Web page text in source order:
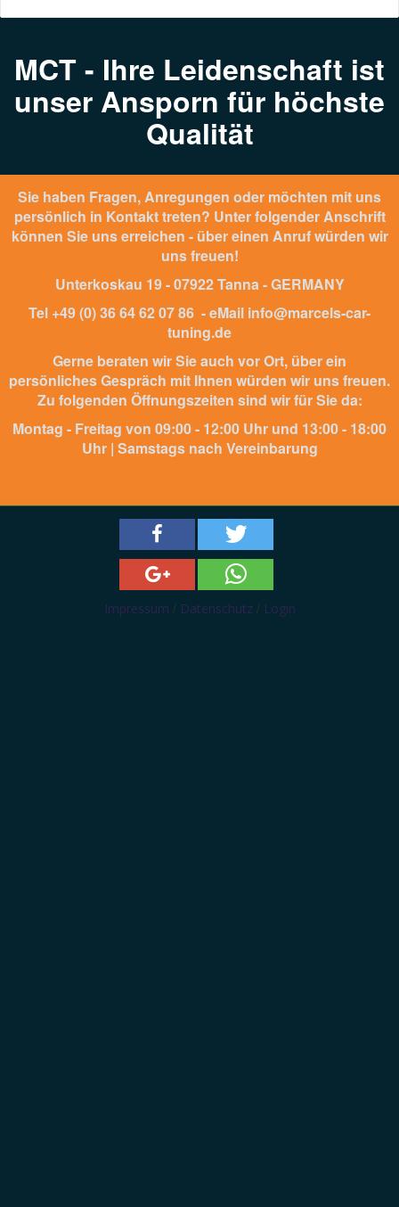
MCT - Ihre Leidenschaft ist
unser Ansporn für höchste
Qualität
Sie haben Fragen, Anregungen oder möchten mit uns
persönlich in Kontakt treten? Unter folgender Anschrift
können Sie uns erreichen - über einen Anruf würden wir
uns freuen!
Unterkoskau 19 - 07922 Tanna - GERMANY
Tel +49 (0) 36 64 62 07 86 - eMail info@marcels-car-
tuning.de
Gerne beraten wir Sie auch vor Ort, über ein
persönliches Gespräch mit Ihnen würden wir uns freuen.
Zu folgenden Öffnungszeiten sind wir für Sie da:
Montag - Freitag von 09:00 - 12:00 Uhr und 13:00 - 18:00
Uhr | Samstags nach Vereinbarung
Impressum / Datenschutz/ Login